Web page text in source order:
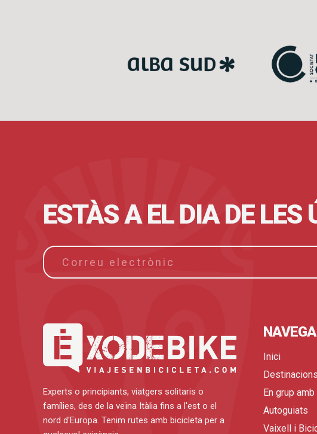
ESTÀS A EL DIA DE
Experts o principiants, viatgers solitaris o
famílies, des de la veïna Itàlia fins a l'est o el
nord d'Europa. Tenim rutes amb bicicleta per a
Inici
Destinacions
En grup
Autoguiats
Vaixell i